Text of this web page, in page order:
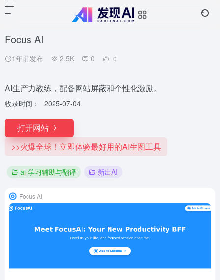
Focus AI
1年前发布 2.5K 0 0
AI生产力教练，配备网站屏蔽和个性化激励。
收录时间： 2025-07-04
打开网站
>>火爆全球！立即体验最好用的AI生图工具
ai-学习辅助与翻译 新出AI
Focus AI